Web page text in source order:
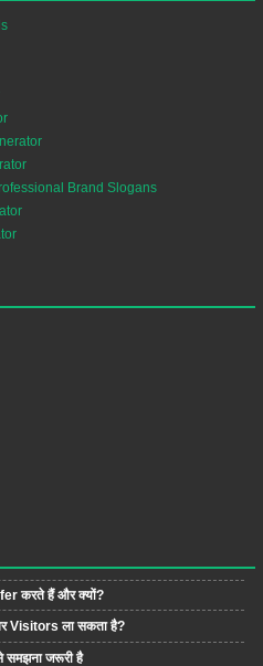
Brand Slogans
करते हैं और क्यों?
Visitors ला सकता है?
जरूरी है